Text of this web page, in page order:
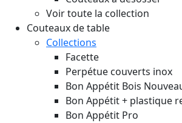
Voir toute la collection
Couteaux de table
Collections
Facette
Perpétue couverts inox
Bon Appétit Bois
Bon Appétit + plastique
Bon Appétit Pro